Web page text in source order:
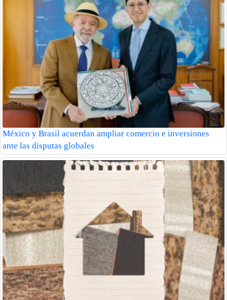
México y Brasil acuerdan ampliar comercio e inversiones
ante las disputas globales